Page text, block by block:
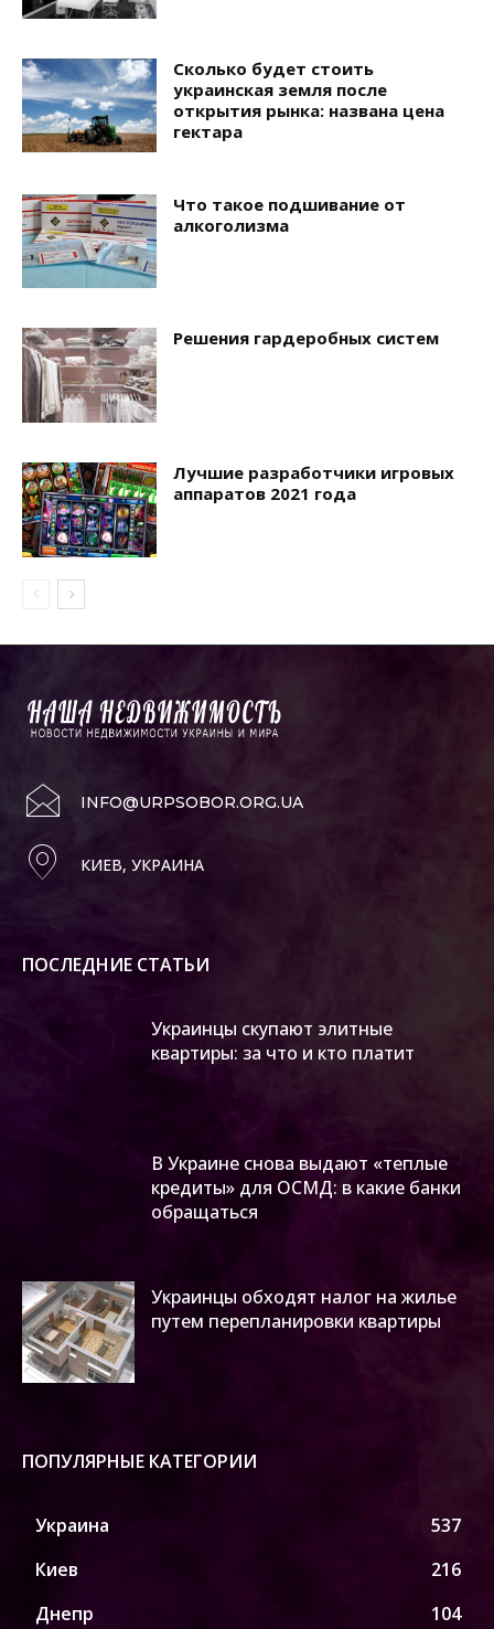
Сколько будет стоить
украинская земля после
открытия рынка: названа цена
гектара
Что такое подшивание от
алкоголизма
Решения гардеробных систем
Лучшие разработчики игровых
аппаратов 2021 года
INFO@URPSOBOR.ORG.UA
КИЕВ, УКРАИНА
ПОСЛЕДНИЕ СТАТЬИ
Украинцы скупают элитные
квартиры: за что и кто платит
В Украине снова выдают «теплые
кредиты» для ОСМД: в какие банки
обращаться
Украинцы обходят налог на жилье
путем перепланировки квартиры
ПОПУЛЯРНЫЕ КАТЕГОРИИ
Украина
537
Киев
216
Днепр
104